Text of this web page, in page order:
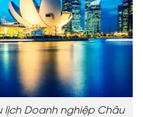
lịch Doanh nghiệp Châu